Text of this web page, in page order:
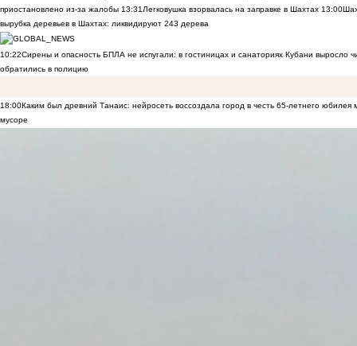
приостановлено из-за жалобы 13:31 Легковушка взорвалась на заправке в Шахтах 13:00
вырубка деревьев в Шахтах: ликвидируют 243 дерева
10:22Сирены и опасность БПЛА не испугали: в гостиницах и санаториях Кубани выросло
обратились в полицию
18:00Каким был древний Танаис: нейросеть воссоздала город в честь 65-летнего юбилея
мусоре